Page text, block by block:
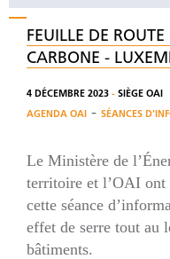
FEUILLE DE
CARBONE -
4 DÉCEMBRE 2023 - SIÈGE OAI
AGENDA OAI - SÉANCES
Le Ministère de
territoire et l’OAI ont
cette séance
effet de serre tout au
bâtiments.